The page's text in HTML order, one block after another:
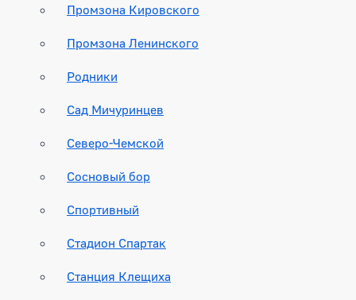
Промзона Кировского
Промзона Ленинского
Родники
Сад Мичуринцев
Северо-Чемской
Сосновый бор
Спортивный
Стадион Спартак
Станция Клещиха